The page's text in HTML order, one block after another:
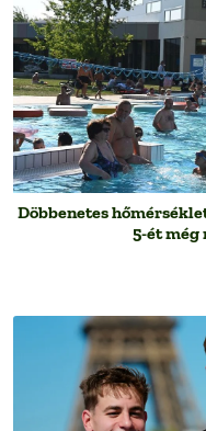
Döbbenetes
5-ét még